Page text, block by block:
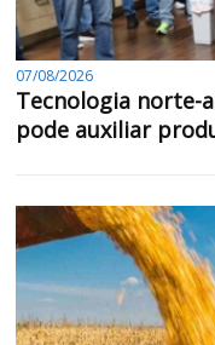
07/08/2026
Tecnologia norte-
pode auxiliar